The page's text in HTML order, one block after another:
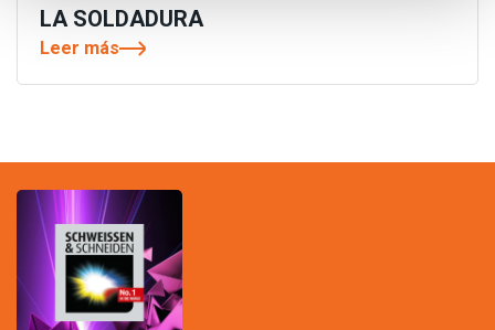
LA SOLDADURA
Leer más